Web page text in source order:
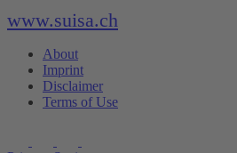
www.suisa.ch
About
Imprint
Disclaimer
Terms of Use